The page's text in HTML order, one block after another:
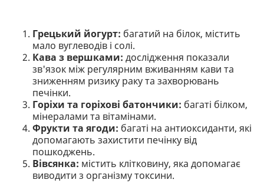
Грецький йогурт: багатий на білок, містить
мало вуглеводів і солі.
Кава з вершками: дослідження показали
зв'язок між регулярним вживанням кави та
зниженням ризику раку та захворювань
печінки.
Горіхи та горіхові батончики: багаті білком,
мінералами та вітамінами.
Фрукти та ягоди: багаті на антиоксиданти, які
допомагають захистити печінку від
пошкоджень.
Вівсянка: містить клітковину, яка допомагає
виводити з організму токсини.